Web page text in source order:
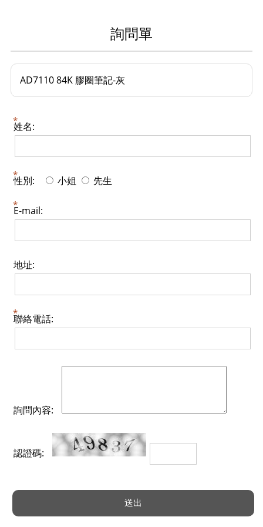
詢問單
AD7110 84K 膠圈筆記-灰
姓名:
性別: 小姐 先生
E-mail:
地址:
聯絡電話:
詢問內容:
認證碼: